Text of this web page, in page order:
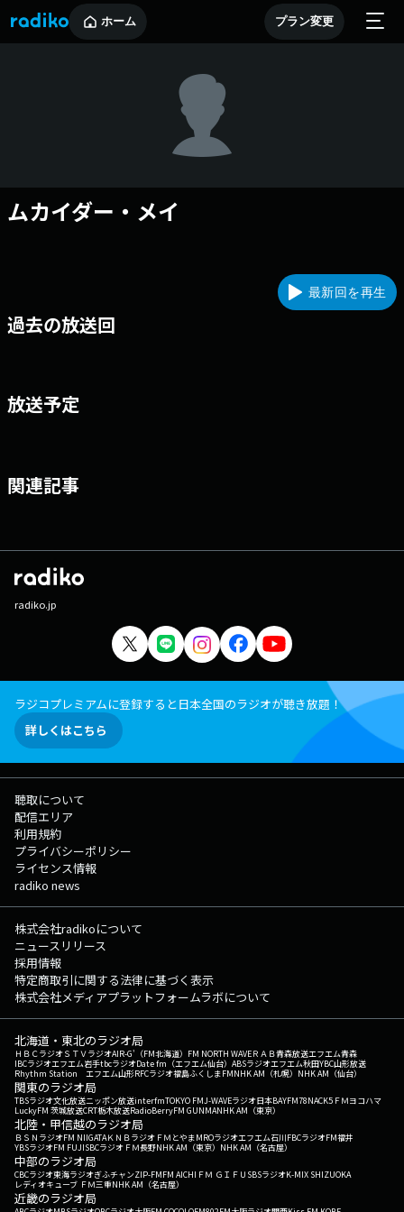
ホーム プラン変更
ムカイダー・メイ
最新回を再生
過去の放送回
放送予定
関連記事
radiko.jp
ラジコプレミアムに登録すると日本全国のラジオが聴き放題！
詳しくはこちら
聴取について
配信エリア
利用規約
プライバシーポリシー
ライセンス情報
radiko news
株式会社radikoについて
ニュースリリース
採用情報
特定商取引に関する法律に基づく表示
株式会社メディアプラットフォームラボについて
北海道・東北のラジオ局
ＨＢＣラジオＳＴＶラジオAIR-G'（FM北海道） FM NORTH WAVEＲＡＢ青森放送エフエム青森
IBCラジオエフエム岩手tbcラジオDate fm（エフエム仙台） ABSラジオエフエム秋田YBC山形放送
Rhythm Station エフエム山形RFCラジオ福島ふくしまFMNHK AM（札幌） NHK AM（仙台）
関東のラジオ局
TBSラジオ文化放送ニッポン放送interfmTOKYO FMJ-WAVEラジオ日本BAYFM78NACK5 ＦＭヨコハマ
LuckyFM 茨城放送CRT栃木放送RadioBerryFM GUNMANHK AM（東京）
北陸・甲信越のラジオ局
ＢＳＮラジオFM NIIGATAＫＮＢラジオ ＦＭとやまMROラジオエフエム石川FBCラジオFM福井
YBSラジオFM FUJISBCラジオ ＦＭ長野NHK AM（東京） NHK AM（名古屋）
中部のラジオ局
CBCラジオ東海ラジオぎふチャンZIP-FMFM AICHI ＦＭ ＧＩＦＵ SBSラジオK-MIX SHIZUOKA
レディオキューブ ＦＭ三重NHK AM（名古屋）
近畿のラジオ局